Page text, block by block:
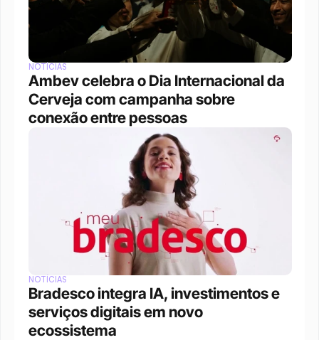
NOTÍCIAS
Ambev celebra o Dia Internacional da
Cerveja com campanha sobre
conexão entre pessoas
NOTÍCIAS
Bradesco integra IA, investimentos e
serviços digitais em novo
ecossistema